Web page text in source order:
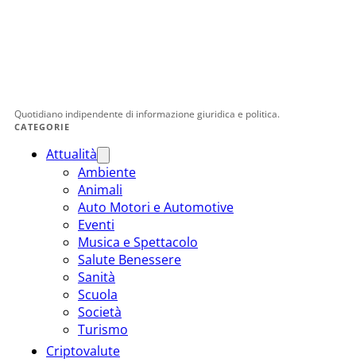
Quotidiano indipendente di informazione giuridica e politica.
CATEGORIE
Attualità
Ambiente
Animali
Auto Motori e Automotive
Eventi
Musica e Spettacolo
Salute Benessere
Sanità
Scuola
Società
Turismo
Criptovalute